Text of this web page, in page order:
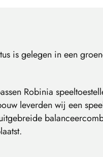
is gelegen in een
Robinia
leverden wij een